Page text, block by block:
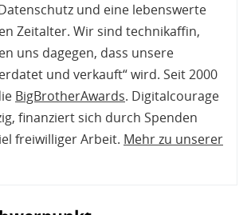
und eine lebenswerte
Zeitalter. Wir sind technikaffin,
uns dagegen, dass unsere
und verkauft“ wird. Seit 2000
BigBrotherAwards. Digitalcourage
finanziert sich durch Spenden
freiwilliger Arbeit. Mehr zu unserer